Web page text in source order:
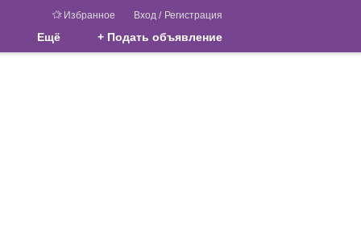
Избранное Вход / Регистрация
Ещё + Подать объявление